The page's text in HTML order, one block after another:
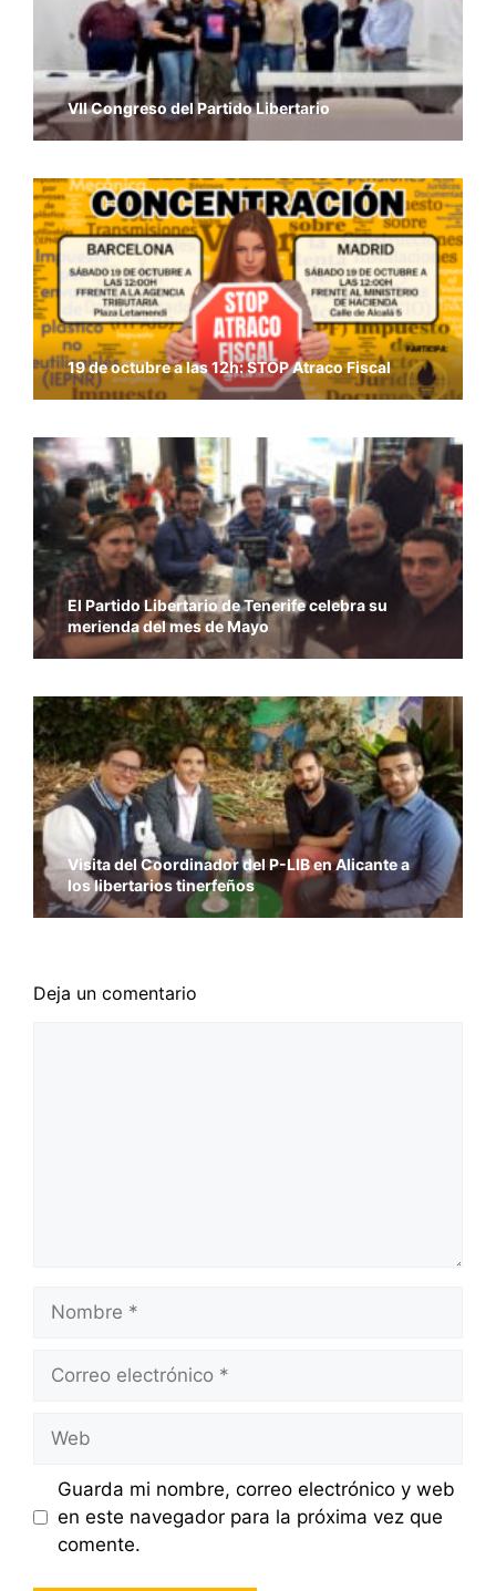
VII Congreso del Partido Libertario
19 de octubre a las 12h: STOP Atraco Fiscal
El Partido Libertario de Tenerife celebra su
merienda del mes de Mayo
Visita del Coordinador del P-LIB en Alicante a
los libertarios tinerfeños
Deja un comentario
Nombre
Correo
Web
Guarda mi nombre, correo electrónico y web
en este navegador para la próxima vez que
comente.